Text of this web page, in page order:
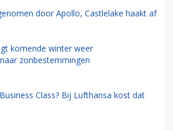
door Apollo, Castlelake haakt af
komende winter weer
zonbestemmingen
Class? Bij Lufthansa kost dat